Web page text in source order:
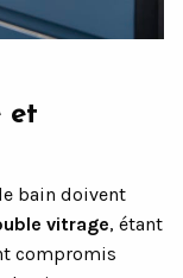
et
bain doivent
vitrage, étant
compromis